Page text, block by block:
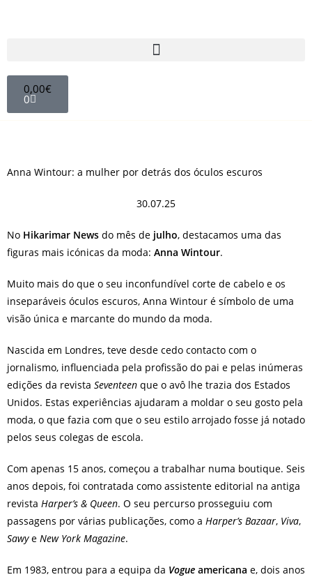
0,00€
0
Anna Wintour: a mulher por detrás dos óculos escuros
30.07.25
No Hikarimar News do mês de julho, destacamos uma das
figuras mais icónicas da moda: Anna Wintour.
Muito mais do que o seu inconfundível corte de cabelo e os
inseparáveis óculos escuros, Anna Wintour é símbolo de uma
visão única e marcante do mundo da moda.
Nascida em Londres, teve desde cedo contacto com o
jornalismo, influenciada pela profissão do pai e pelas inúmeras
edições da revista Seventeen que o avô lhe trazia dos Estados
Unidos. Estas experiências ajudaram a moldar o seu gosto pela
moda, o que fazia com que o seu estilo arrojado fosse já notado
pelos seus colegas de escola.
Com apenas 15 anos, começou a trabalhar numa boutique. Seis
anos depois, foi contratada como assistente editorial na antiga
revista Harper’s & Queen. O seu percurso prosseguiu com
passagens por várias publicações, como a Harper’s Bazaar, Viva,
Sawye New York Magazine.
Em 1983, entrou para a equipa da Vogue americana e, dois anos